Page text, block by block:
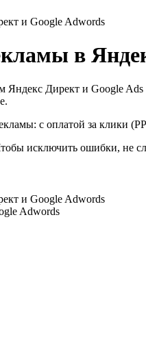
и Google Adwords
в
Директ и Google
с оплатой за клики
исключить ошибки, не
и Google Adwords
Adwords